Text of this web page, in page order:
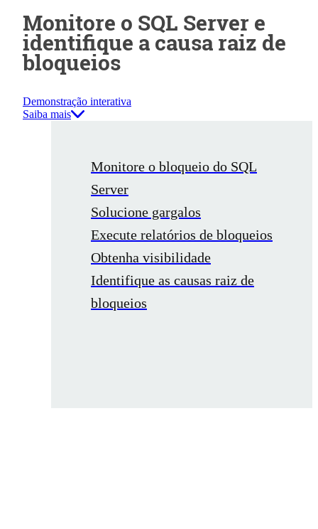
Monitore o SQL Server e
identifique a causa raiz de
bloqueios
Demonstração interativa
Saiba mais
Monitore o bloqueio do SQL
Server
Solucione gargalos
Execute relatórios de bloqueios
Obtenha visibilidade
Identifique as causas raiz de
bloqueios